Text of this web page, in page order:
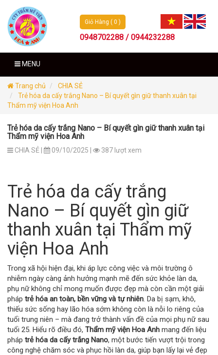
Giỏ Hàng ( 0 )
0948702288 / 0944232288
MENU
Trang chủ
CHIA SẺ
Trẻ hóa da cấy trắng Nano – Bí quyết gìn giữ thanh xuân tại
Thẩm mỹ viện Hoa Anh
Trẻ hóa da cấy trắng Nano – Bí quyết gìn giữ thanh xuân tại
Thẩm mỹ viện Hoa Anh
CHIA SẺ | 09/10/2025 | 387 lượt xem
Trẻ hóa da cấy trắng
Nano – Bí quyết gìn giữ
thanh xuân tại Thẩm mỹ
viện Hoa Anh
Trong xã hội hiện đại, khi áp lực công việc và môi trường ô
nhiễm ngày càng ảnh hưởng mạnh mẽ đến sức khỏe làn da,
phụ nữ không chỉ mong muốn được đẹp mà còn cần một giải
pháp trẻ hóa an toàn, bền vững và tự nhiên. Da bị sạm, khô,
thiếu sức sống hay lão hóa sớm không còn là nỗi lo riêng của
tuổi trung niên – mà đang trở thành vấn đề của mọi phụ nữ sau
tuổi 25. Hiểu rõ điều đó, Thẩm mỹ viện Hoa Anh mang đến liệu
pháp trẻ hóa da cấy trắng Nano, một bước tiến vượt trội trong
công nghệ chăm sóc và phục hồi làn da, giúp bạn lấy lại vẻ đẹp